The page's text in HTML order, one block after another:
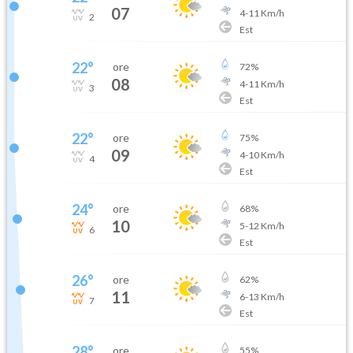
2 07
4-11 Km/h
Est
22°
3
ore
08
72%
4-11 Km/h
Est
22°
4
ore
09
75%
4-10Km/h
Est
24°
6
ore
10
68%
5-12 Km/h
Est
26°
7
ore
11
62%
6-13 Km/h
Est
ore 55%